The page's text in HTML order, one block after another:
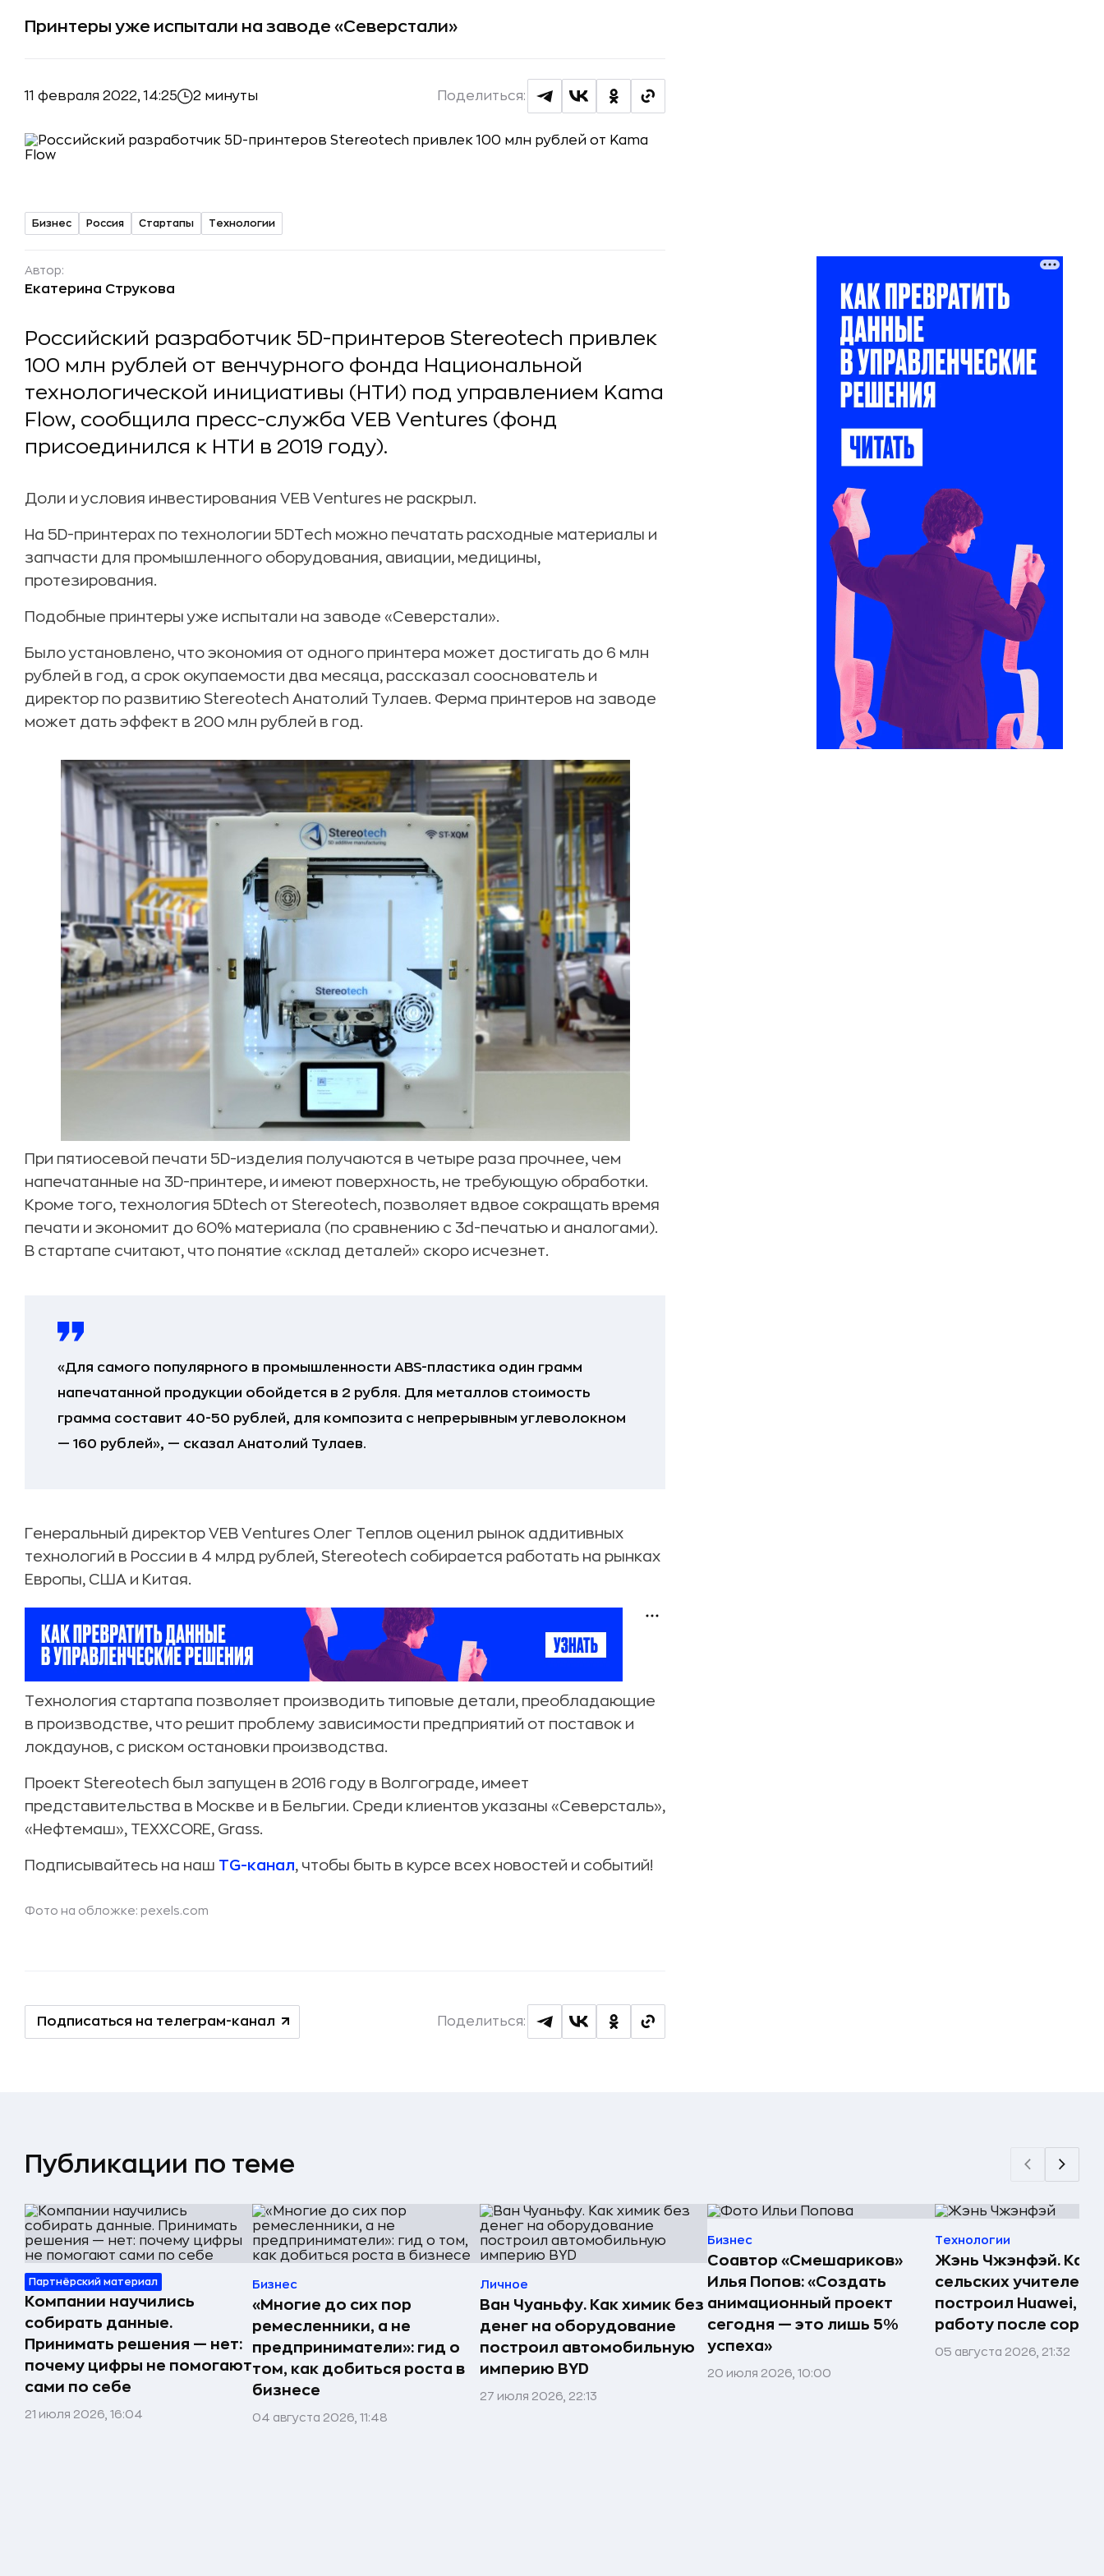
Принтеры уже испытали на заводе «Северстали»
11 февраля 2022, 14:25 2 минуты Поделиться:
Бизнес Россия Стартапы Технологии
Автор:
Екатерина Струкова
Российский разработчик 5D-принтеров Stereotech привлек
100 млн рублей от венчурного фонда Национальной
технологической инициативы (НТИ) под управлением Kama
Flow, сообщила пресс-служба VEB Ventures (фонд
присоединился к НТИ в 2019 году).
Доли и условия инвестирования VEB Ventures не раскрыл.
На 5D-принтерах по технологии 5DTech можно печатать расходные материалы и
запчасти для промышленного оборудования, авиации, медицины,
протезирования.
Подобные принтеры уже испытали на заводе «Северстали».
Было установлено, что экономия от одного принтера может достигать до 6 млн
рублей в год, а срок окупаемости два месяца, рассказал сооснователь и
директор по развитию Stereotech Анатолий Тулаев. Ферма принтеров на заводе
может дать эффект в 200 млн рублей в год.
При пятиосевой печати 5D-изделия получаются в четыре раза прочнее, чем
напечатанные на 3D-принтере, и имеют поверхность, не требующую обработки.
Кроме того, технология 5Dtech от Stereotech, позволяет вдвое сокращать время
печати и экономит до 60% материала (по сравнению с 3d-печатью и аналогами).
В стартапе считают, что понятие «склад деталей» скоро исчезнет.
«Для самого популярного в промышленности ABS-пластика один грамм
напечатанной продукции обойдется в 2 рубля. Для металлов стоимость
грамма составит 40-50 рублей, для композита с непрерывным углеволокном
— 160 рублей», — сказал Анатолий Тулаев.
Генеральный директор VEB Ventures Олег Теплов оценил рынок аддитивных
технологий в России в 4 млрд рублей, Stereotech собирается работать на рынках
Европы, США и Китая.
Технология стартапа позволяет производить типовые детали, преобладающие
в производстве, что решит проблему зависимости предприятий от поставок и
локдаунов, с риском остановки производства.
Проект Stereotech был запущен в 2016 году в Волгограде, имеет
представительства в Москве и в Бельгии. Среди клиентов указаны «Северсталь»,
«Нефтемаш», TEXXCORE, Grass.
Подписывайтесь на наш TG-канал, чтобы быть в курсе всех новостей и событий!
Фото на обложке: pexels.com
Подписаться на телеграм-канал Поделиться:
Публикации по теме
Партнёрский материал
Компании научились
собирать данные.
Принимать решения — нет:
почему цифры не помогают
сами по себе
21 июля 2026, 16:04
Бизнес
«Многие до сих пор
ремесленники, а не
предприниматели»: гид о
том, как добиться роста в
бизнесе
04 августа 2026, 11:48
Личное
Ван Чуаньфу. Как химик без
денег на оборудование
построил автомобильную
империю BYD
27 июля 2026, 22:13
Бизнес
Соавтор «Смешариков»
Илья Попов: «Создать
анимационный проект
сегодня — это лишь 5%
успеха»
20 июля 2026, 10:00
Технологии
Жэнь Чжэнфэй. Как
сельских учителей
построил Huawei,
работу после
05 августа 2026, 21:32